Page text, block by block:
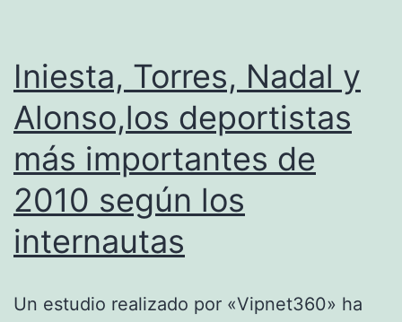
Iniesta, Torres, Nadal y
Alonso,los deportistas
más importantes de
2010 según los
internautas
Un estudio realizado por «Vipnet360» ha